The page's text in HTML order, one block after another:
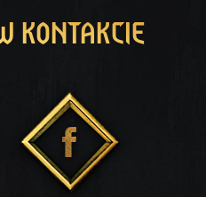
KONTAKCIE